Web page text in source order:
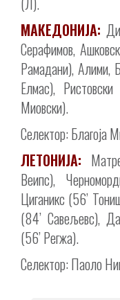
МАКЕДОНИЈА:
Серафимов,
Рамадани), Алими,
Елмас),
Миовски).
Селектор: Благоја
ЛЕТОНИЈА:
Веипс),
Циганикс (56’
(84’ Савељевс),
(56’ Регжа).
Селектор: Паоло